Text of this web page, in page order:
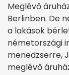
Meglévő
Berlinben. De
a lakások
németországi
menedzserre,
meglévő